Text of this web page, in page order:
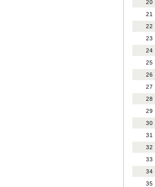
20
21
22
23
24
25
26
27
28
29
30
31
32
33
34
35